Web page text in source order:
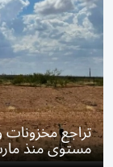
تراجع مخزونات
مستوى منذ مارس